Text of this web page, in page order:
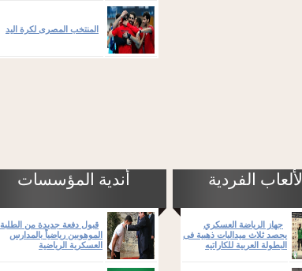
المنتخب المصرى لكرة اليد
الألعاب الفردية
جهاز الرياضة العسكري
يحصد ثلاث ميداليات ذهبية فى
البطولة العربية للكاراتيه
أندية المؤسسات
قبول دفعة جديدة من الطلبة
الموهوبين رياضياً بالمدارس
العسكرية الرياضية